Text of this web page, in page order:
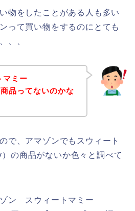
物をしたことがある人も多い
って買い物をするのにとても
、、
マミー
品ってないのかな
で、アマゾンでもスウィート
の商品がないか色々と調べて
ン スウィートマミー